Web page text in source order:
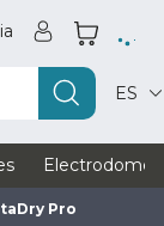
ES
Pro